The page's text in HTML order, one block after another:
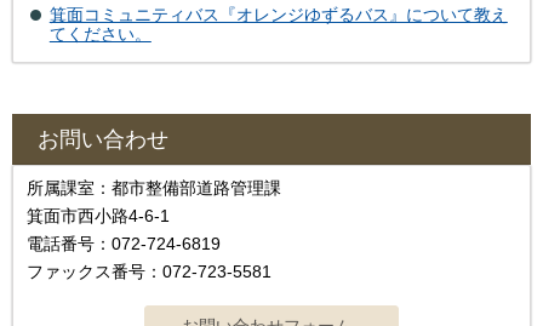
箕面コミュニティバス『オレンジゆずるバス』について教え
てください。
お問い合わせ
所属課室：都市整備部道路管理課
箕面市西小路4-6-1
電話番号：072-724-6819
ファックス番号：072-723-5581